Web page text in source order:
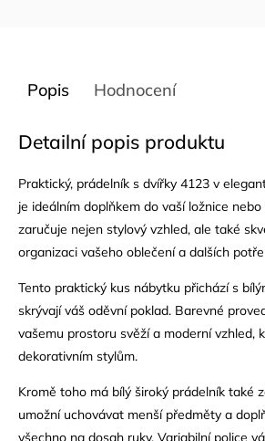
Popis Hodnocení
Detailní popis produktu
Praktický, prádelník s dvířky 4123 v
je ideálním doplňkem do vaší ložnice
zaručuje nejen stylový vzhled, ale také
organizaci vašeho oblečení a dalších
Tento praktický kus nábytku přichází s
skrývají váš oděvní poklad. Barevné
vašemu prostoru svěží a moderní vzhled,
dekorativním stylům.
Kromě toho má bílý široký prádelník také
umožní uchovávat menší předměty a